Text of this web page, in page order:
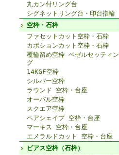
丸カン付リング台
シグネットリング台・印台指輪
空枠・石枠
ファセットカット空枠・石枠
カボションカット空枠・石枠
覆輪留め空枠 ベゼルセッティン
グ
14KGF空枠
シルバー空枠
ラウンド 空枠・台座
オーバル空枠
スクエア空枠
ペアシェイプ 空枠・台座
マーキス 空枠・台座
エメラルドカット 空枠・台座
ピアス空枠（石枠）